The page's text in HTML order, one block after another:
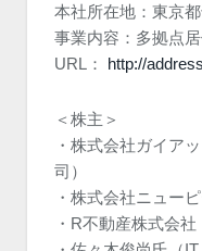
本社所在地：東京
事業内容：多拠点
URL：
http://
＜株主＞
・株式会社ガイア
司）
・株式会社ニュー
・R不動産株式会